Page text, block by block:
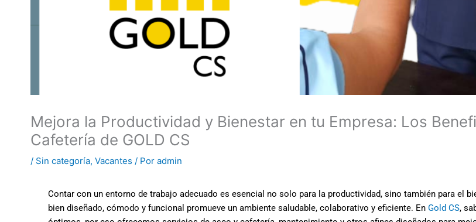
Mejora la Productividad y Bienestar en tu Empresa: Los
Cafetería de GOLD CS
/ Sin categoría, Vacantes / Por admin
Contar con un entorno de trabajo adecuado es esencial no solo para la productividad, sino también para el
bien diseñado, cómodo y funcional promueve un ambiente saludable, colaborativo y eficiente. En Gold CS,